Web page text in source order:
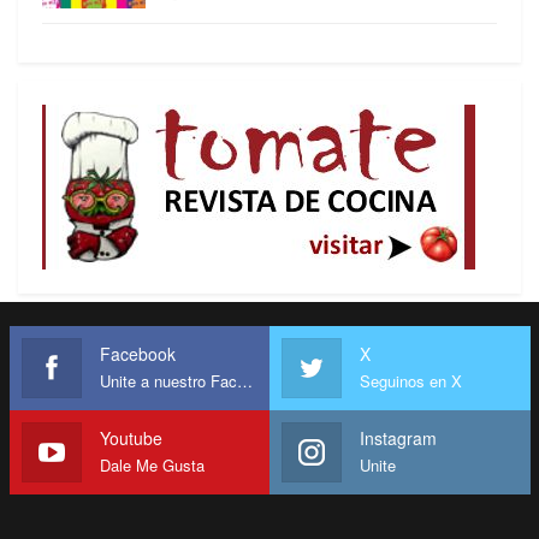
La Constitución es terminante al especificar que
sólo se extraditará a los “responsables” de tales
conductas, vale decir, los así declarados por
sentencia firme y definitiva, y no por meras
sospechas o especulaciones. De donde se
delitos, rechazada la de quien no sea culpable de
ninguno, y por ningún motivo concedida la de
venezolanos.
Sobre el particular exige la Constitución en el
citado artículo 271: “El procedimiento referente a
Facebook
Unite a nuestro Facebook
X
Seguinos en X
Youtube
Dale Me Gusta
Instagram
Unite